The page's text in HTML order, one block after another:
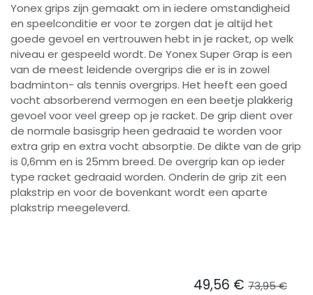
Yonex grips zijn gemaakt om in iedere omstandigheid
en speelconditie er voor te zorgen dat je altijd het
goede gevoel en vertrouwen hebt in je racket, op welk
niveau er gespeeld wordt. De Yonex Super Grap is een
van de meest leidende overgrips die er is in zowel
badminton- als tennis overgrips. Het heeft een goed
vocht absorberend vermogen en een beetje plakkerig
gevoel voor veel greep op je racket. De grip dient over
de normale basisgrip heen gedraaid te worden voor
extra grip en extra vocht absorptie. De dikte van de grip
is 0,6mm en is 25mm breed. De overgrip kan op ieder
type racket gedraaid worden. Onderin de grip zit een
plakstrip en voor de bovenkant wordt een aparte
plakstrip meegeleverd.
49,56 € 73,95€